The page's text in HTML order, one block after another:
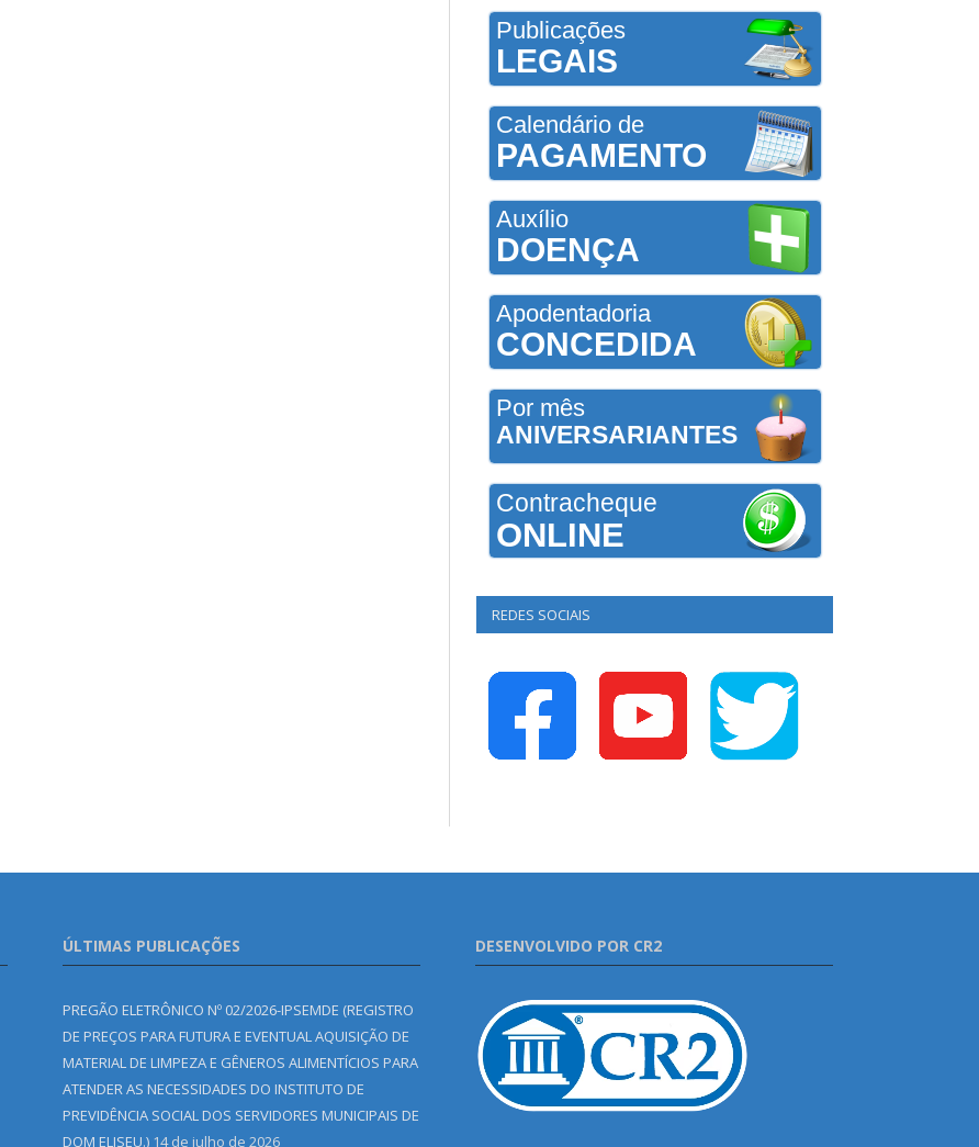
Publicações
LEGAIS
Calendário de
PAGAMENTO
Auxílio
DOENÇA
Apodentadoria
CONCEDIDA
Por mês
ANIVERSARIANTES
Contracheque
ONLINE
REDES SOCIAIS
ÚLTIMAS PUBLICAÇÕES
PREGÃO ELETRÔNICO Nº 02/2026-IPSEMDE (REGISTRO
DE PREÇOS PARA FUTURA E EVENTUAL AQUISIÇÃO DE
MATERIAL DE LIMPEZA E GÊNEROS ALIMENTÍCIOS PARA
ATENDER AS NECESSIDADES DO INSTITUTO DE
PREVIDÊNCIA SOCIAL DOS SERVIDORES MUNICIPAIS DE
DOM ELISEU.) 14 de julho de 2026
DESENVOLVIDO POR CR2